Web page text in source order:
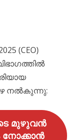
(CEO)
നൽകുന്നു:
മുഴുവൻ